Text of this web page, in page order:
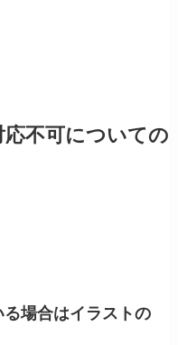
不可についての
場合はイラストの